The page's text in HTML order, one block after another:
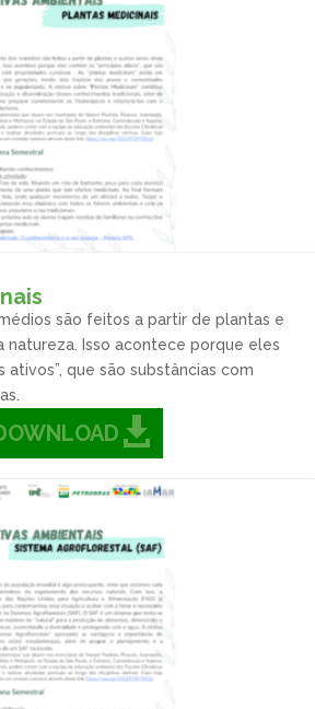
são feitos a partir de plantas e
natureza. Isso acontece porque eles
ativos”, que são substâncias com